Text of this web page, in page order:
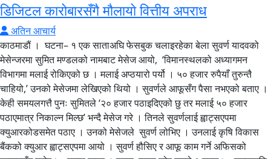
डिजिटल कारोबारसँगै मौलायो वित्तीय अपराध
अतिन आचार्य
काठमाडौं । घटना– १ एक साताअघि फेसबुक चलाइरहेका बेला सुवर्ण यादवको
मेसेन्जरमा सुमित मण्डलको नामबाट मेसेज आयो, ‘विमानस्थलको अध्यागमन
विभागमा मलाई रोकिएको छ । मलाई अप्ठयारो पर्यो । ५० हजार रुपैयाँ तुरुन्तै
चाहियो,’ उनको मेसेजमा लेखिएको थियो । सुवर्णले आफूसँग पैसा नभएको बताए ।
केही समयलगत्तै पुनः सुमितले ‘२० हजार पठाइदिएको छु तर मलाई ५० हजार
पठाएमात्र निकाल्न मिल्छ’ भन्दै मेसेज गरे । तिनले सुवर्णलाई ह्वाट्सएपमा
क्युआरकोडसमेत पठाए । उनको मेसेजले सुवर्ण लोभिए । उनलाई कृषि विकास
बैंकको क्युआर ह्वाट्सएपमा आयो । सुवर्ण हौसिए र आफू काम गर्ने अफिसको